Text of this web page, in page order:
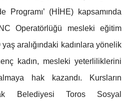
Programı’ (HİHE) kapsamında
Operatörlüğü mesleki eğitim
aralığındaki kadınlara yönelik
kadın, mesleki yeterliliklerini
hak kazandı. Kursların
Belediyesi Toros Sosyal